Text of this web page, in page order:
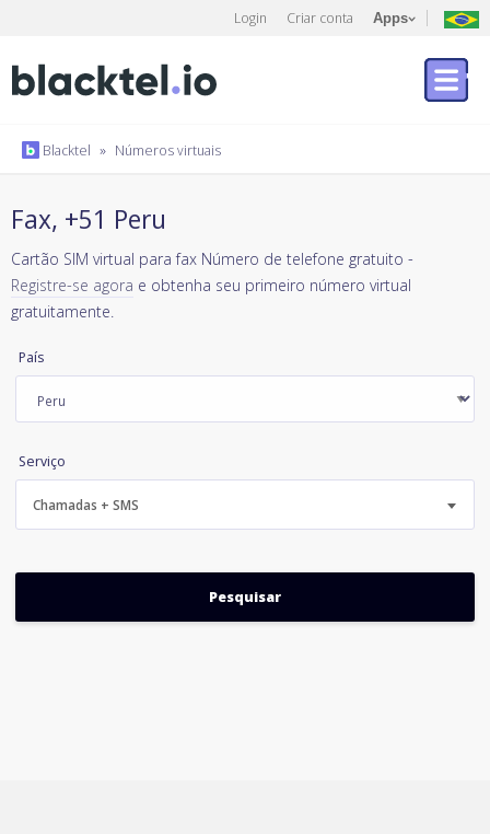
Login Criar conta Apps
Blacktel » Números virtuais
Fax, +51 Peru
Cartão SIM virtual para fax Número de telefone gratuito -
Registre-se agora e obtenha seu primeiro número virtual
gratuitamente.
País
Serviço
Chamadas + SMS